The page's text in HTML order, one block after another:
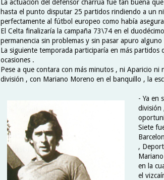
La actuación del defensor charrúa fue tan buena
hasta el punto disputar 25 partidos rindiendo a un
perfectamente al fútbol europeo como había
El Celta finalizaría la campaña 73\74 en el
permanencia sin problemas y sin pasar apuro alguno
La siguiente temporada participaría en más
ocasiones .
Pese a que contara con más minutos , ni Aparicio
división , con Mariano Moreno en el banquillo , la
- Ya en
división
Siete
,
en la
el